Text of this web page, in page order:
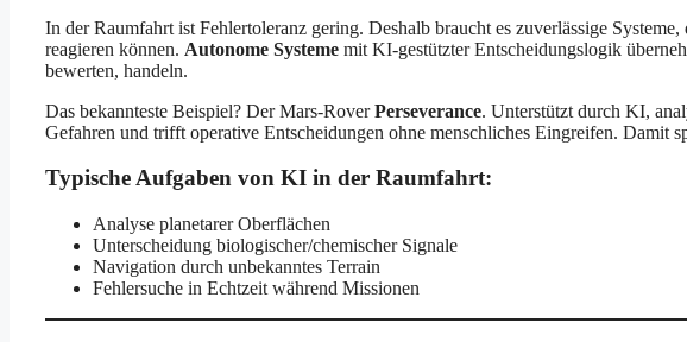
In der Raumfahrt ist Fehlertoleranz gering. Deshalb braucht es zuverlässige
reagieren können. Autonome Systeme mit KI-gestützter Entscheidungslogik
bewerten, handeln.
Das bekannteste Beispiel? Der Mars-RoverPerseverance. Unterstützt durch KI,
Gefahren und trifft operative Entscheidungen ohne menschliches Eingreifen. Damit
Typische Aufgaben von KI in der Raumfahrt:
Analyse planetarer Oberflächen
Unterscheidung biologischer/chemischer Signale
Navigation durch unbekanntes Terrain
Fehlersuche in Echtzeit während Missionen